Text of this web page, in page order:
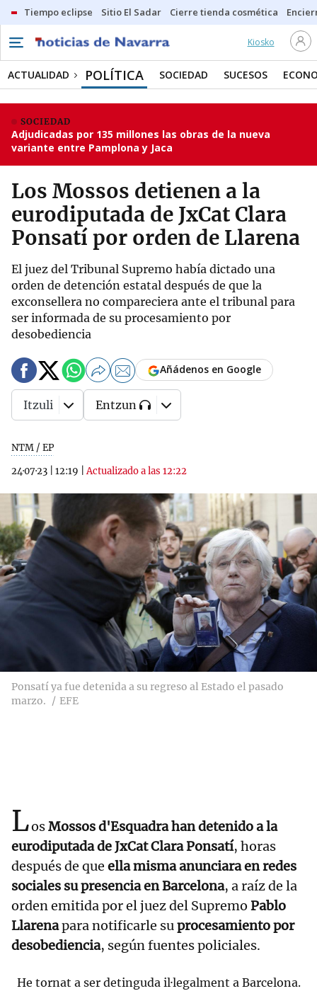
Tiempo eclipse Sitio El Sadar Cierre tienda cosmética
Kiosko
ACTUALIDAD POLÍTICA SOCIEDAD SUCESOS
SOCIEDAD
Adjudicadas por 135 millones las obras de la nueva
variante entre Pamplona y Jaca
Los Mossos detienen a la
eurodiputada de JxCat Clara
Ponsatí por orden de Llarena
El juez del Tribunal Supremo había dictado una
orden de detención estatal después de que la
exconsellera no compareciera ante el tribunal para
ser informada de su procesamiento por
desobediencia
NTM / EP
24·07·23
12:19 |Actualizado a las 12:22
Añádenos en Google
Itzuli Entzun
Ponsatí ya fue detenida a su regreso al Estado el pasado
marzo.
EFE
LosMossos d'Esquadra han detenido a la
eurodiputada de JxCat Clara Ponsatí, horas
después de que ella misma anunciara en redes
sociales su presencia en Barcelona, a raíz de la
orden emitida por el juez del Supremo Pablo
Llarenapara notificarle suprocesamiento por
desobediencia, según fuentes policiales.
He tornat a ser detinguda il·legalment a Barcelona.